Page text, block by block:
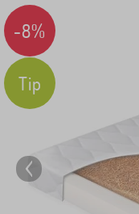
-8%
Tip